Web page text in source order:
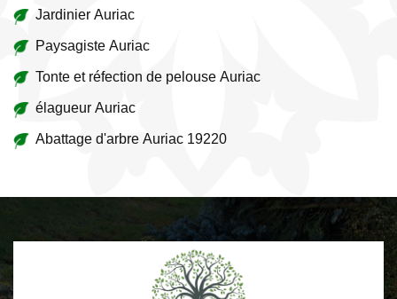
Jardinier Auriac
Paysagiste Auriac
Tonte et réfection de pelouse Auriac
élagueur Auriac
Abattage d'arbre Auriac 19220